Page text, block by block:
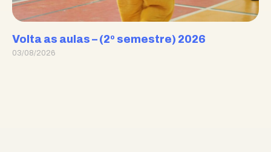
Volta as aulas – (2º semestre) 2026
03/08/2026